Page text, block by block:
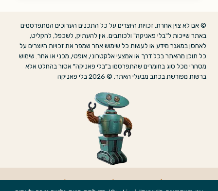
© אם לא צוין אחרת, זכויות היוצרים על כל התכנים הערוכים המתפרסמים
באתר שייכות ל"בלי פאניקה" ולכותבים. אין להעתיק, לשכפל, להקליט,
לאחסן במאגר מידע או לעשות כל שימוש אחר שמפר את זכויות היוצרים על
כל תוכן מהאתר בכל דרך או אמצעי אלקטרוני, אופטי, מכני או אחר. שימוש
מסחרי מכל סוג בחומרים שהתפרסמו ב"בלי פאניקה" אסור בהחלט אלא
ברשות מפורשת בכתב מבעלי האתר. © 2026 בלי פאניקה